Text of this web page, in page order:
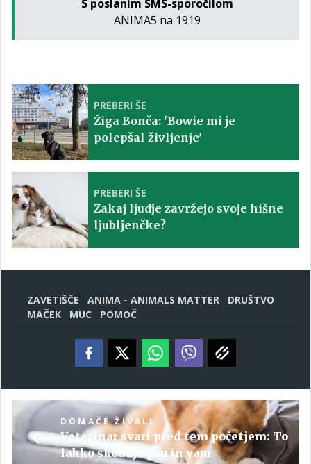
S poslanim SMS-sporočilom
ANIMA5 na 1919
PREBERI ŠE
Žiga Bonča: 'Bowie mi je
polepšal življenje'
PREBERI ŠE
Zakaj ljudje zavržejo svoje hišne
ljubljenčke?
ZAVETIŠČE ANIMA - ANIMALS MATTER
DRUŠTVO
MAČEK
MUC POMOČ
DOMAČE ŽIVALI
Veterinar svari pred tem početjem: To
lahko škoduje psu in vam